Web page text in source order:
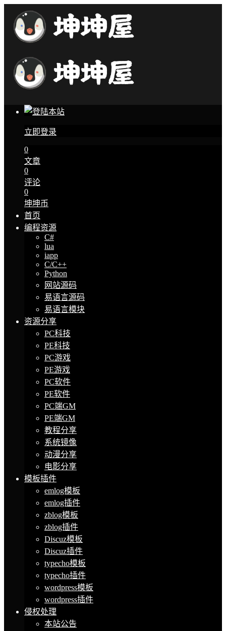
立即登录
0
文章
0
评论
0
坤坤币
首页
编程资源
C#
lua
iapp
C/C++
Python
网站源码
易语言源码
易语言模块
资源分享
PC科技
PE科技
PC游戏
PE游戏
PC软件
PE软件
PC端GM
PE端GM
教程分享
系统镜像
动漫分享
电影分享
模板插件
emlog模板
emlog插件
zblog模板
zblog插件
Discuz模板
Discuz插件
typecho模板
typecho插件
wordpress模板
wordpress插件
侵权处理
本站公告